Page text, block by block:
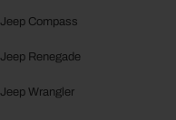
Jeep Compass
Jeep Renegade
Jeep Wrangler